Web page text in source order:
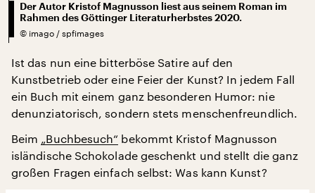
Der Autor Kristof Magnusson liest aus seinem Roman im
Rahmen des Göttinger Literaturherbstes 2020.
© imago / spfimages
Ist das nun eine bitterböse Satire auf den
Kunstbetrieb oder eine Feier der Kunst? In jedem Fall
ein Buch mit einem ganz besonderen Humor: nie
denunziatorisch, sondern stets menschenfreundlich.
Beim „Buchbesuch“ bekommt Kristof Magnusson
isländische Schokolade geschenkt und stellt die ganz
großen Fragen einfach selbst: Was kann Kunst?